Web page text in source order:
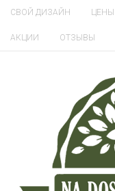
СВОЙ ДИЗАЙН ЦЕНЫ
АКЦИИ ОТЗЫВЫ